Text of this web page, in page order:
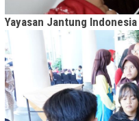
Yayasan Jantung Indonesia